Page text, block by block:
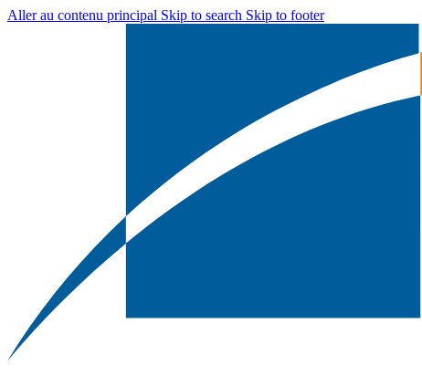
Aller au contenu principal Skip to search Skip to footer